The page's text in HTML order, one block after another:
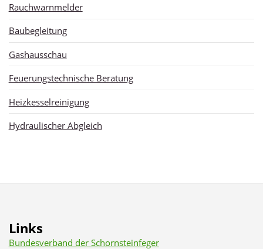
Rauchwarnmelder
Baubegleitung
Gashausschau
Feuerungstechnische Beratung
Heizkesselreinigung
Hydraulischer Abgleich
Links
Bundesverband der Schornsteinfeger